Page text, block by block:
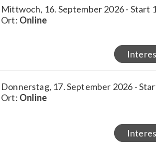
Mittwoch, 16. September 2026 - Start
Ort: Online
Donnerstag, 17. September 2026 -
Ort: Online